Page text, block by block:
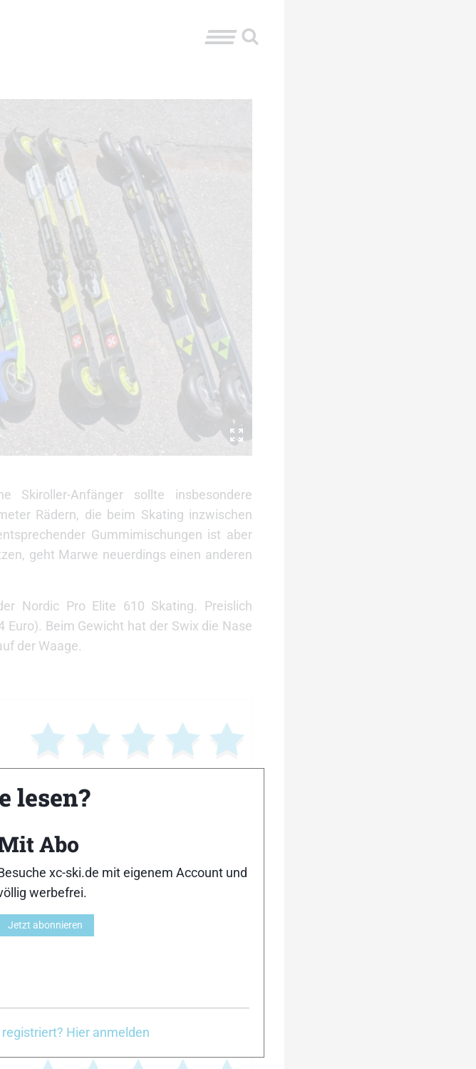
Skiroller-Anfänger sollte insbesondere
Rädern, die beim Skating inzwischen
Gummimischungen ist aber
geht Marwe neuerdings einen anderen
Nordic Pro Elite 610 Skating. Preislich
Euro). Beim Gewicht hat der Swix die Nase
der Waage.
lesen?
Abo
xc-ski.de mit eigenem Account und
werbefrei.
Jetzt abonnieren
Hier anmelden